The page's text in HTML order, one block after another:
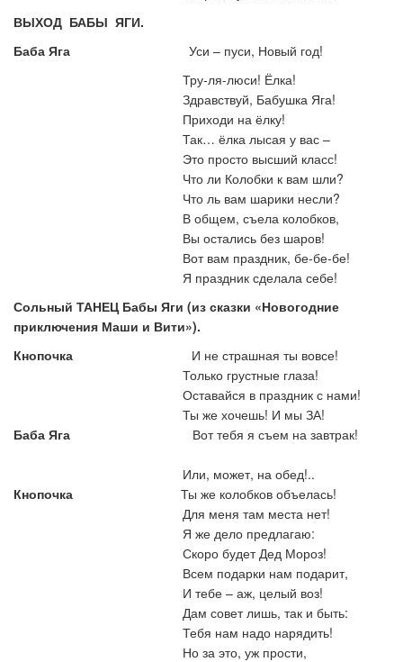
ВЫХОД БАБЫ ЯГИ.
Баба Яга
Уси – пуси, Новый год!
Тру-ля-люси! Ёлка!
Здравствуй, Бабушка Яга!
Приходи на ёлку!
Так… ёлка лысая у вас –
Это просто высший класс!
Что ли Колобки к вам шли?
Что ль вам шарики несли?
В общем, съела колобков,
Вы остались без шаров!
Вот вам праздник, бе-бе-бе!
Я праздник сделала себе!
Сольный ТАНЕЦ Бабы Яги (из сказки «Новогодние
приключения Маши и Вити»).
Кнопочка
И не страшная ты вовсе!
Только грустные глаза!
Оставайся в праздник с нами!
Ты же хочешь! И мы ЗА!
Баба Яга
Вот тебя я съем на завтрак!
Или, может, на обед!..
Кнопочка
Ты же колобков объелась!
Для меня там места нет!
Я же дело предлагаю:
Скоро будет Дед Мороз!
Всем подарки нам подарит,
И тебе – аж, целый воз!
Дам совет лишь, так и быть:
Тебя нам надо нарядить!
Но за это, уж прости,